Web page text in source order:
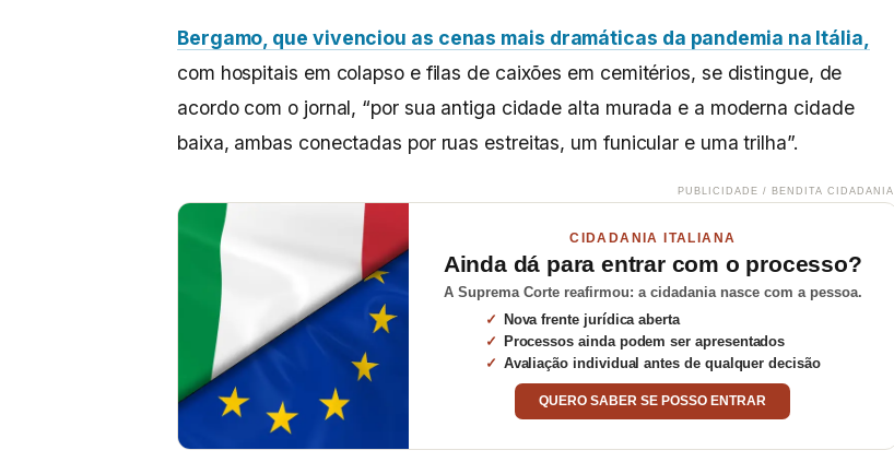
Bergamo, que vivenciou as cenas mais dramáticas da pandemia na Itália,
com hospitais em colapso e filas de caixões em cemitérios, se distingue, de
acordo com o jornal, “por sua antiga cidade alta murada e a moderna cidade
baixa, ambas conectadas por ruas estreitas, um funicular e uma trilha”.
PUBLICIDADE / BENDITA CIDADANIA
CIDADANIA ITALIANA
Ainda dá para entrar com o processo?
A Suprema Corte reafirmou: a cidadania nasce com a pessoa.
Nova frente jurídica aberta
Processos ainda podem ser apresentados
Avaliação individual antes de qualquer decisão
QUERO SABER SE POSSO ENTRAR